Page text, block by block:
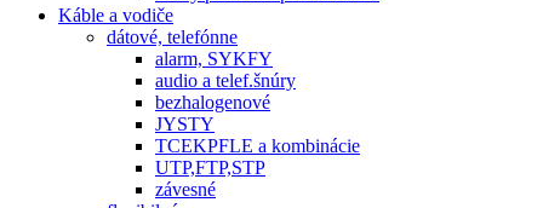
Káble a vodiče
dátové, telefónne
alarm, SYKFY
audio a telef.šnúry
bezhalogenové
JYSTY
TCEKPFLE a kombinácie
UTP,FTP,STP
závesné